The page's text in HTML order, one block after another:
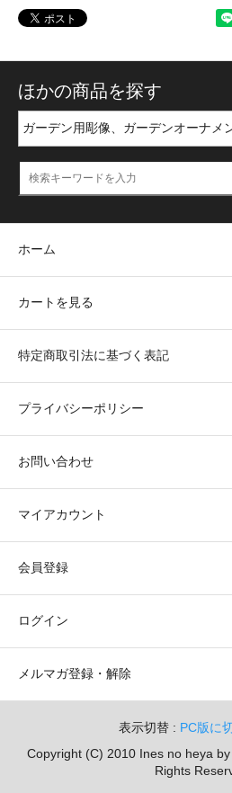
ほかの商品を探す
ホーム
カートを見る
特定商取引法に基づく表記
プライバシーポリシー
お問い合わせ
マイアカウント
会員登録
ログイン
メルマガ登録・解除
表示切替 : PC版に
Copyright (C) 2010 Ines no heya
Rights